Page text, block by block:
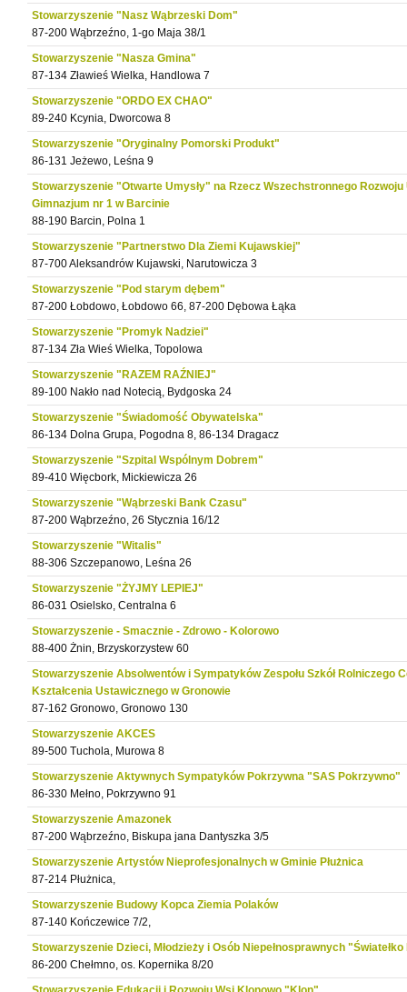
Stowarzyszenie "Nasz Wąbrzeski Dom"
87-200 Wąbrzeźno, 1-go Maja 38/1
Stowarzyszenie "Nasza Gmina"
87-134 Zławieś Wielka, Handlowa 7
Stowarzyszenie "ORDO EX CHAO"
89-240 Kcynia, Dworcowa 8
Stowarzyszenie "Oryginalny Pomorski Produkt"
86-131 Jeżewo, Leśna 9
Stowarzyszenie "Otwarte Umysły" na Rzecz Wszechstronnego Rozwoju
Gimnazjum nr 1 w Barcinie
88-190 Barcin, Polna 1
Stowarzyszenie "Partnerstwo Dla Ziemi Kujawskiej"
87-700 Aleksandrów Kujawski, Narutowicza 3
Stowarzyszenie "Pod starym dębem"
87-200 Łobdowo, Łobdowo 66, 87-200 Dębowa Łąka
Stowarzyszenie "Promyk Nadziei"
87-134 Zła Wieś Wielka, Topolowa
Stowarzyszenie "RAZEM RAŹNIEJ"
89-100 Nakło nad Notecią, Bydgoska 24
Stowarzyszenie "Świadomość Obywatelska"
86-134 Dolna Grupa, Pogodna 8, 86-134 Dragacz
Stowarzyszenie "Szpital Wspólnym Dobrem"
89-410 Więcbork, Mickiewicza 26
Stowarzyszenie "Wąbrzeski Bank Czasu"
87-200 Wąbrzeźno, 26 Stycznia 16/12
Stowarzyszenie "Witalis"
88-306 Szczepanowo, Leśna 26
Stowarzyszenie "ŻYJMY LEPIEJ"
86-031 Osielsko, Centralna 6
Stowarzyszenie - Smacznie - Zdrowo - Kolorowo
88-400 Żnin, Brzyskorzystew 60
Stowarzyszenie Absolwentów i Sympatyków Zespołu Szkół Rolniczego
Kształcenia Ustawicznego w Gronowie
87-162 Gronowo, Gronowo 130
Stowarzyszenie AKCES
89-500 Tuchola, Murowa 8
Stowarzyszenie Aktywnych Sympatyków Pokrzywna "SAS Pokrzywno"
86-330 Mełno, Pokrzywno 91
Stowarzyszenie Amazonek
87-200 Wąbrzeźno, Biskupa jana Dantyszka 3/5
Stowarzyszenie Artystów Nieprofesjonalnych w Gminie Płużnica
87-214 Płużnica,
Stowarzyszenie Budowy Kopca Ziemia Polaków
87-140 Kończewice 7/2,
Stowarzyszenie Dzieci, Młodzieży i Osób Niepełnosprawnych
86-200 Chełmno, os. Kopernika 8/20